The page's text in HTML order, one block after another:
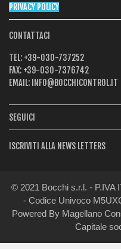
PRIVACY POLICY
CONTATTACI
TEL: +39-030-737252
FAX: +39-030-7376742
EMAIL: INFO@BOCCHICONTROL.IT
SEGUICI
ISCRIVITI ALLA NEWS LETTERS
© 2021 Bocchi s.r.l. - P.IVA
- Codice Univoco
Powered By Magellano
Capitale